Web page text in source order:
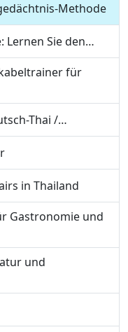
Methode
Lernen Sie den…
für
Thai /…
in Thailand
Gastronomie und
und